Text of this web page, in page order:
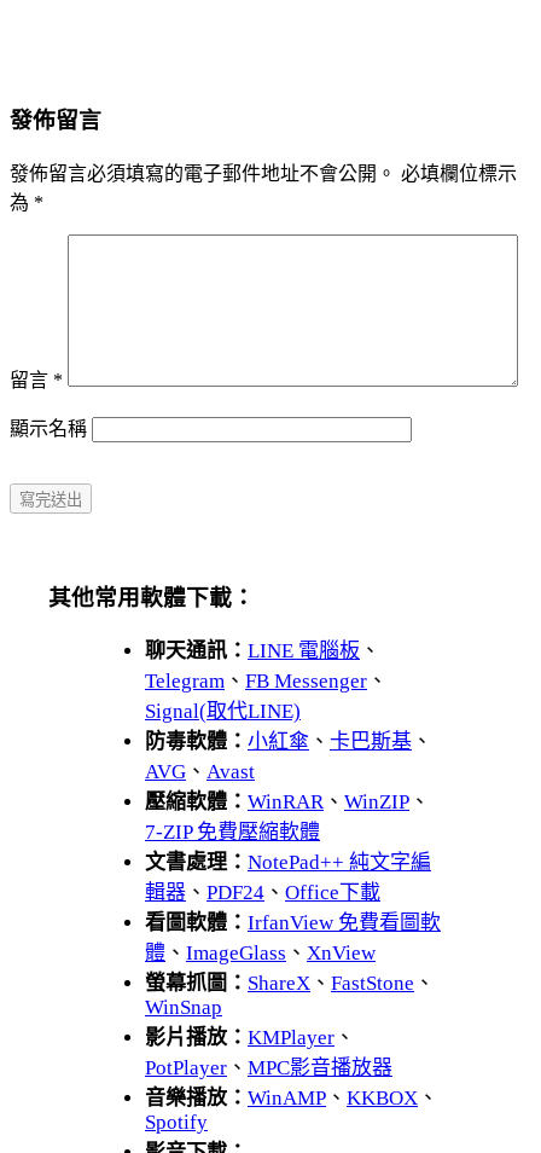
發佈留言
發佈留言必須填寫的電子郵件地址不會公開。 必填欄位標示
為 *
留言 *
顯示名稱
其他常用軟體下載：
聊天通訊： LINE 電腦板 、
Telegram 、 FB Messenger 、
Signal(取代LINE)
防毒軟體： 小紅傘 、 卡巴斯基 、
AVG 、 Avast
壓縮軟體： WinRAR、 WinZIP 、
7-ZIP 免費壓縮軟體
文書處理： NotePad++ 純文字編
輯器 、 PDF24 、 Office下載
看圖軟體： IrfanView 免費看圖軟
體 、 ImageGlass 、 XnView
螢幕抓圖： ShareX 、 FastStone 、
WinSnap
影片播放： KMPlayer 、
PotPlayer 、 MPC影音播放器
音樂播放： WinAMP 、 KKBOX 、
Spotify